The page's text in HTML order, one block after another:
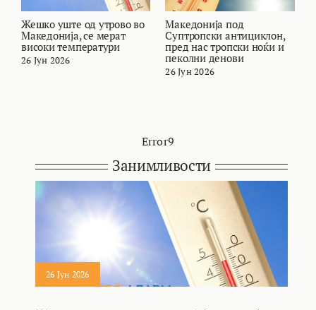
Жешко уште од утрово во
Македонија, се мерат
високи температури
26 Јун 2026
Македонија под
Суптропски антициклон,
пред нас тропски ноќи и
пеколни денови
26 Јун 2026
Error9
Занимливости
26 Јун 2026